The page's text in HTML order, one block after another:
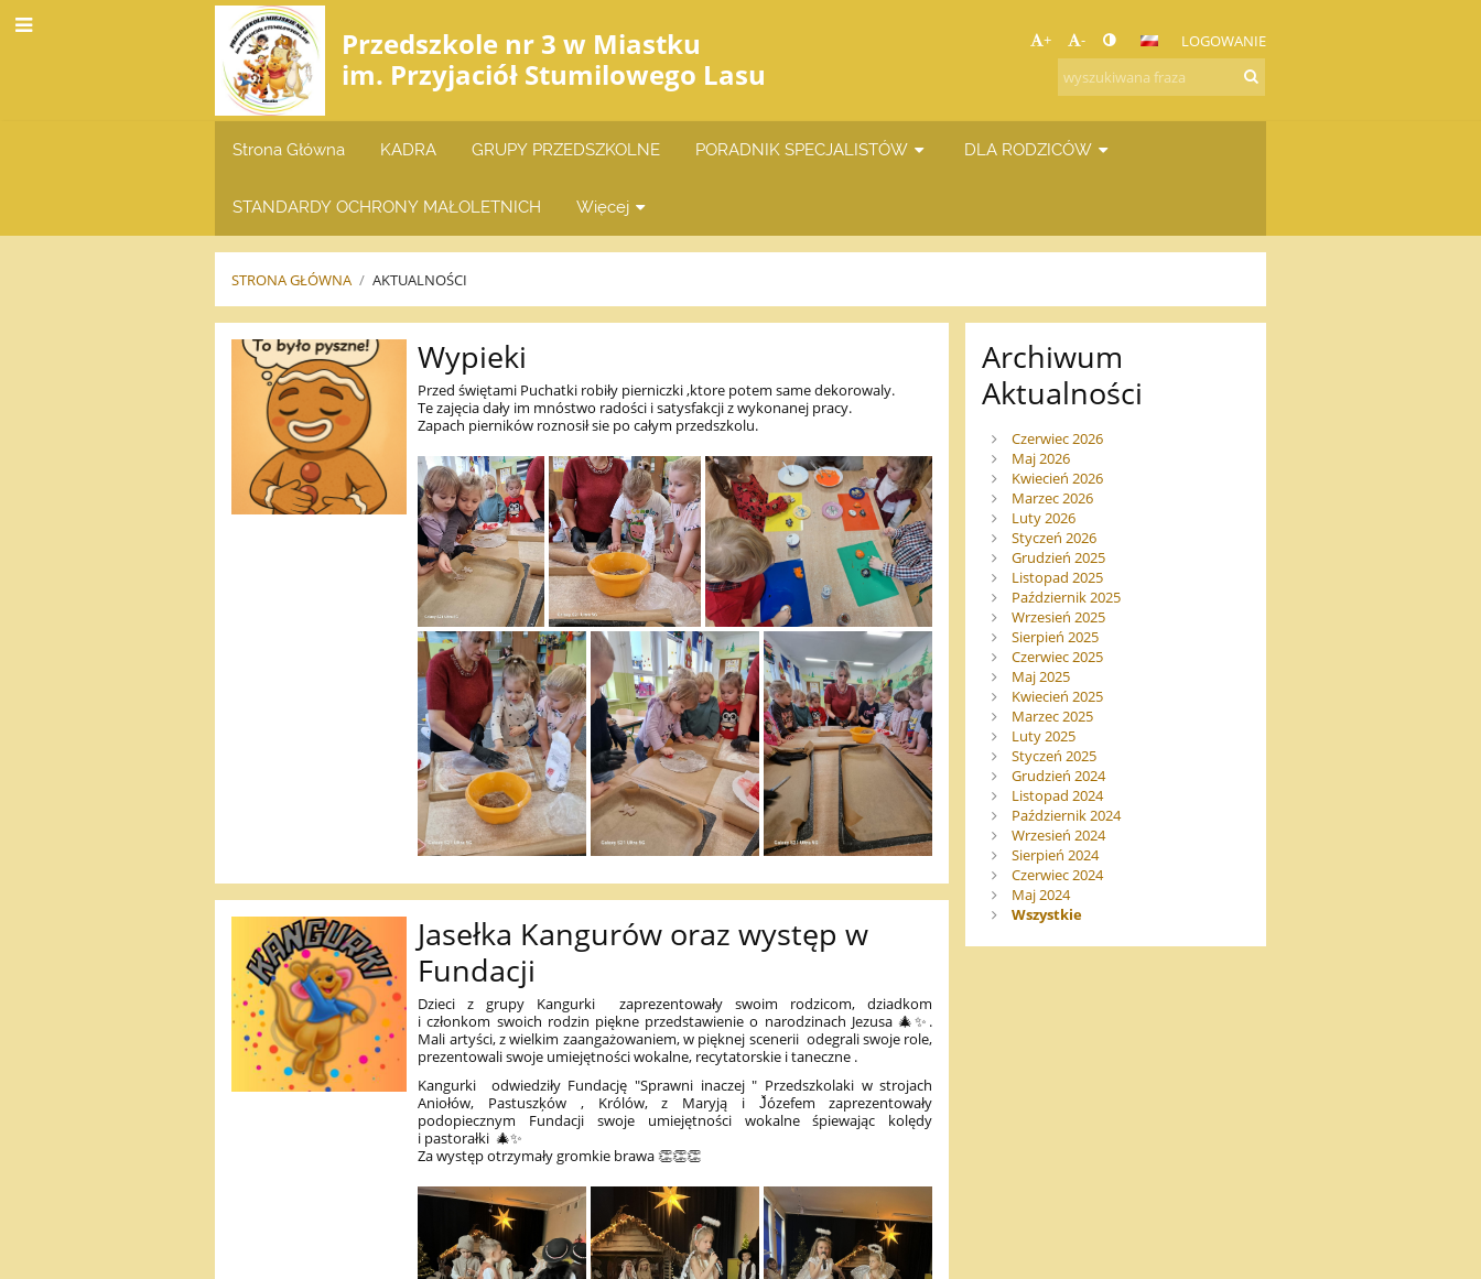
Przedszkole nr 3 w Miastku
im. Przyjaciół Stumilowego Lasu
+ - LOGOWANIE
Strona Główna KADRA GRUPY PRZEDSZKOLNE PORADNIK SPECJALISTÓW DLA RODZICÓW
STANDARDY OCHRONY MAŁOLETNICH Więcej
STRONA GŁÓWNA / AKTUALNOŚCI
AKTUALNOŚCIWypieki
Przed świętami Puchatki robiły pierniczki ,ktore potem same dekorowaly.
Te zajęcia dały im mnóstwo radości i satysfakcji z wykonanej pracy.
Zapach pierników roznosił sie po całym przedszkolu.
Jasełka Kangurów oraz występ w
Fundacji
Dzieci z grupy Kangurki zaprezentowały swoim rodzicom, dziadkom
i członkom swoich rodzin piękne przedstawienie o narodzinach Jezusa 🎄✨️.
Mali artyści, z wielkim zaangażowaniem, w pięknej scenerii odegrali swoje role,
prezentowali swoje umiejętności wokalne, recytatorskie i taneczne .
Kangurki odwiedziły Fundację "Sprawni inaczej " Przedszkolaki w strojach
Aniołów, Pastuszķów , Królów, z Maryją i J̌ózefem zaprezentowały
podopiecznym Fundacji swoje umiejętności wokalne śpiewając kolędy
i pastorałki 🎄✨️
Za występ otrzymały gromkie brawa 👏👏👏
Archiwum
Aktualności
Czerwiec 2026
Maj 2026
Kwiecień 2026
Marzec 2026
Luty 2026
Styczeń 2026
Grudzień 2025
Listopad 2025
Październik 2025
Wrzesień 2025
Sierpień 2025
Czerwiec 2025
Maj 2025
Kwiecień 2025
Marzec 2025
Luty 2025
Styczeń 2025
Grudzień 2024
Listopad 2024
Październik 2024
Wrzesień 2024
Sierpień 2024
Czerwiec 2024
Maj 2024
Wszystkie